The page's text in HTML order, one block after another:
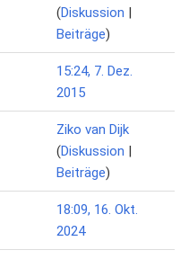
(Diskussion |
Beiträge)
15:24, 7. Dez.
2015
Ziko van Dijk
(Diskussion |
Beiträge)
18:09, 16. Okt.
2024